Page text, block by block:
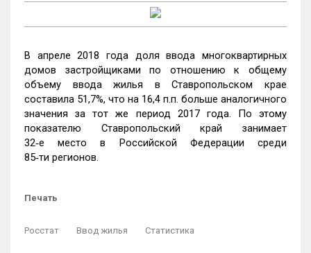
В апреле 2018 года доля ввода многоквартирных
домов застройщиками по отношению к общему
объему ввода жилья в Ставропольском крае
составила 51,7%, что на 16,4 п.п. больше аналогичного
значения за тот же период 2017 года. По этому
показателю Ставропольский край занимает
32‑е место в Российской Федерации среди
85‑ти регионов.
Печать
Росстат Ввод жилья Статистика